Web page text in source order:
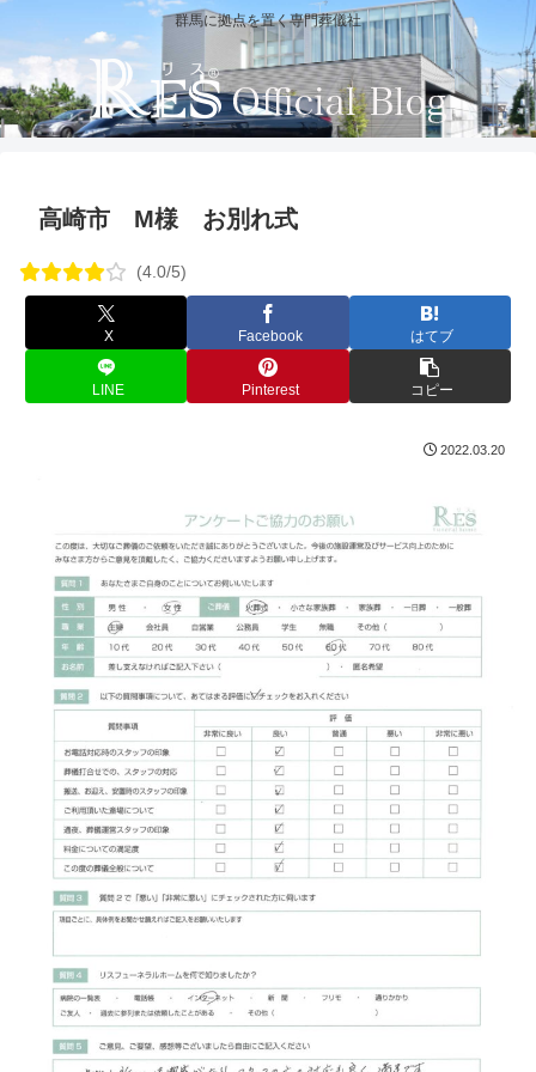
群馬に拠点を置く専門葬儀社
高崎市 M様 お別れ式
(4.0/5)
X Facebook はてブ
LINE Pinterest コピー
2022.03.20